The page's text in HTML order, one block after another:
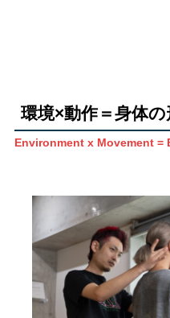
環境×動作＝身体の
Environment x Movement =